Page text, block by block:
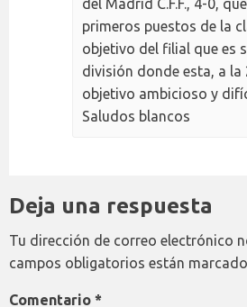
del Madrid C.F.F., 4-0,
primeros puestos de la
objetivo del filial que es
división donde esta, a la
objetivo ambicioso y
Saludos blancos
Deja una respuesta
Tu dirección de correo electrónico
campos obligatorios están
Comentario *